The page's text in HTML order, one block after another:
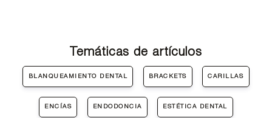
Temáticas de artículos
BLANQUEAMIENTO DENTAL BRACKETS CARILLAS
ENCÍAS ENDODONCIA ESTÉTICA DENTAL